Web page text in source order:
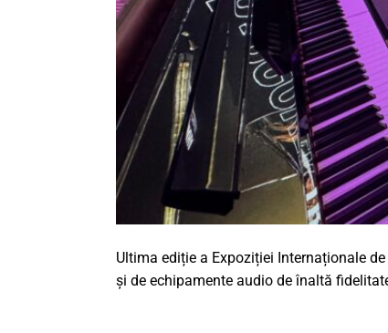
Ultima ediție a Expoziției Internaționale
și de echipamente audio de înaltă